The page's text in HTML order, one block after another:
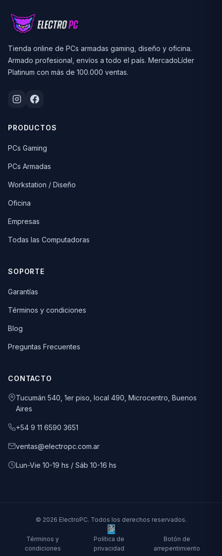
Tienda online de PCs armadas gaming, diseño y oficina.
Armado profesional, envíos a todo el país. MercadoLíder
Platinum con más de 100.000 ventas.
PRODUCTOS
PCs Gaming
PCs Armadas
Workstation / Diseño
Oficina
Empresas
Todas las Computadoras
SOPORTE
Garantías
Términos y condiciones
Blog
Preguntas Frecuentes
CONTACTO
Tucumán 540, 1er piso, local 490, Microcentro, Buenos
Aires
+54 9 11 6590 3651
ventas@electropc.com.ar
Lun-Vie 10-19 hs / Sáb 10-16 hs
© 2026 ElectroPC. Todos los derechos reservados.
Términos y
condiciones
Política de
privacidad
Botón de
arrepentimiento